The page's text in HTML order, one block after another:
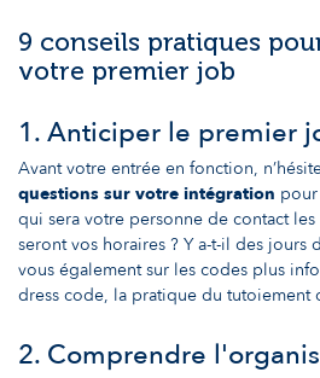
9 conseils pratiques
votre premier job
1. Anticiper le premier
Avant votre entrée en fonction,
questions sur votre intégration
qui sera votre personne de contact
seront vos horaires ? Y a-t-il des jours
vous également sur les codes plus
dress code, la pratique du tutoiement
2. Comprendre